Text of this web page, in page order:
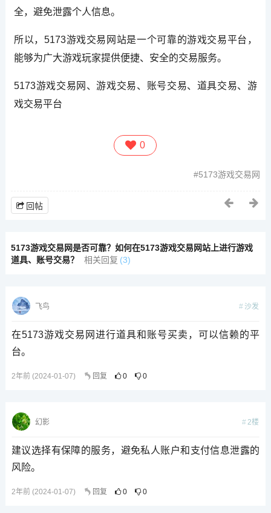
全，避免泄露个人信息。
所以，5173游戏交易网站是一个可靠的游戏交易平台，
能够为广大游戏玩家提供便捷、安全的交易服务。
5173游戏交易网、游戏交易、账号交易、道具交易、游
戏交易平台
0
5173游戏交易网
回帖
5173游戏交易网是否可靠？如何在5173游戏交易网站上进行游戏
道具、账号交易？
相关回复 (3)
飞鸟 沙发
在5173游戏交易网进行道具和账号买卖，可以信赖的平
台。
2年前 (2024-01-07) 回复 0 0
幻影 2楼
建议选择有保障的服务，避免私人账户和支付信息泄露的
风险。
2年前 (2024-01-07) 回复 0 0